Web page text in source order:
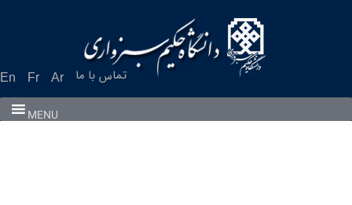
En Fr Ar تماس با ما
MENU